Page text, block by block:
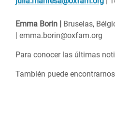
Emma Borin | Bruselas,
| emma.borin@oxfam.org
Para conocer las últimas
También puede